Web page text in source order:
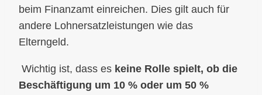
beim Finanzamt einreichen. Dies gilt auch für
andere Lohnersatzleistungen wie das
Elterngeld.
Wichtig ist, dass es keine Rolle spielt, ob die
Beschäftigung um 10 % oder um 50 %